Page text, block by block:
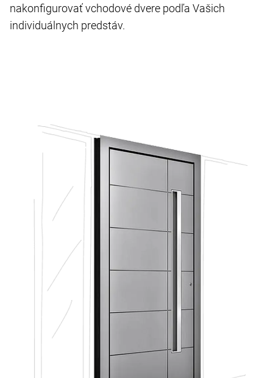
nakonfigurovať vchodové dvere podľa Vašich
individuálnych predstáv.